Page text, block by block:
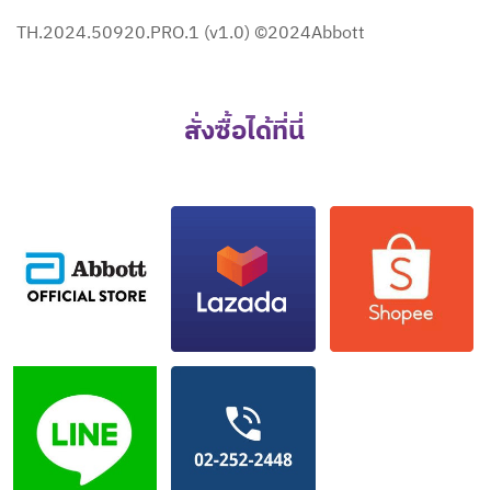
TH.2024.50920.PRO.1 (v1.0) ©2024Abbott
สั่งซื้อได้ที่นี่